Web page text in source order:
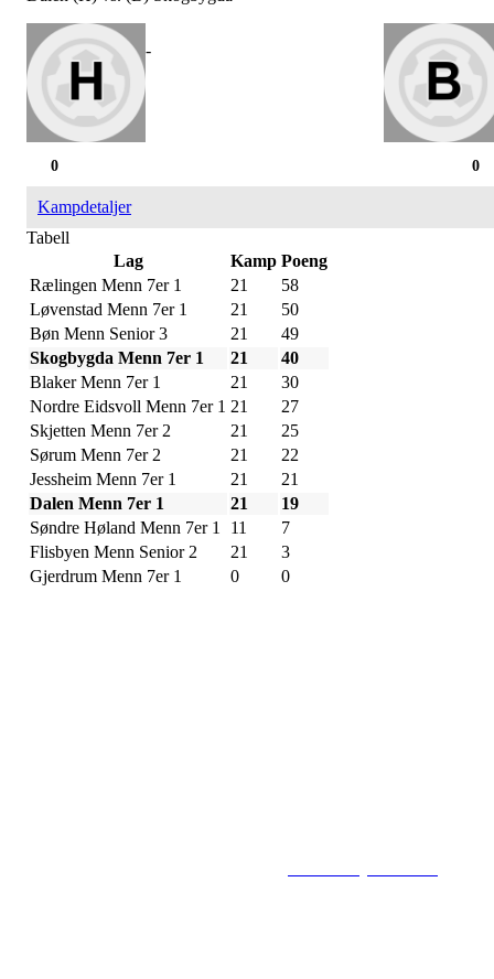
-
0
0
Kampdetaljer
Tabell
Lag
Kamp Poeng
Rælingen Menn 7er 1
21
58
Løvenstad Menn 7er 1
21
50
Bøn Menn Senior 3
21
49
Skogbygda Menn 7er 1
21
40
Blaker Menn 7er 1
21
30
Nordre Eidsvoll Menn 7er 1 21
27
Skjetten Menn 7er 2
21
25
Sørum Menn 7er 2
21
22
Jessheim Menn 7er 1
21
21
Dalen Menn 7er 1
21
19
Søndre Høland Menn 7er 1
11
7
Flisbyen Menn Senior 2
21
3
Gjerdrum Menn 7er 1
0 0